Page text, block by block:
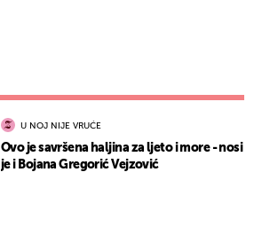
U NOJ NIJE VRUĆE
Ovo je savršena haljina za ljeto i more - nosi
je i Bojana Gregorić Vejzović